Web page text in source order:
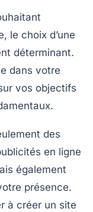
le choix d’une
déterminant.
dans votre
vos objectifs
des
en ligne
également
présence.
à créer un site